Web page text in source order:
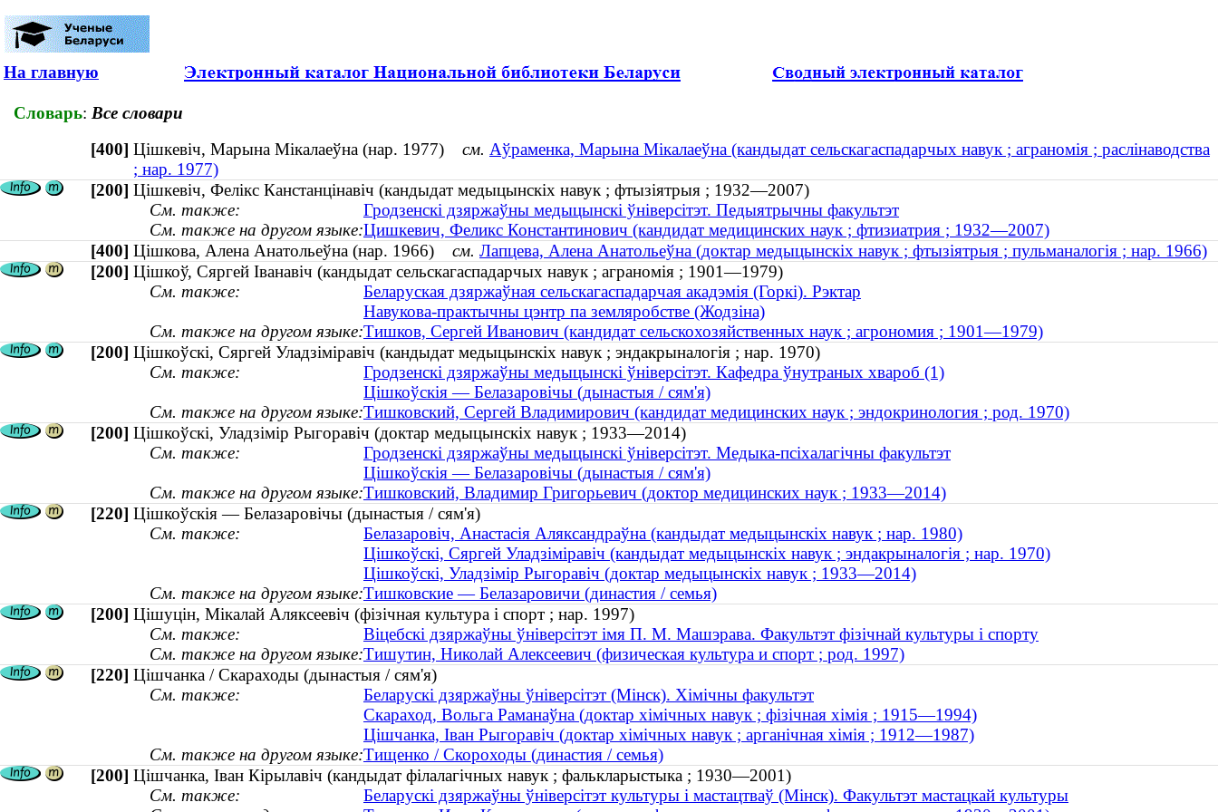
На главную
Словарь: Все словари
[400] Цішкевіч, Марына Мікалаеўна (нар. 1977) см. Аўраменка, Марына Мікалаеўна (кандыдат сельскагаспадарчых навук ; аграномія ; раслінаводства
; нар. 1977)
[200] Цішкевіч, Фелікс Канстанцінавіч (кандыдат медыцынскіх навук ; фтызіятрыя ; 1932—2007)
См. также:
Гродзенскі дзяржаўны медыцынскі ўніверсітэт. Педыятрычны факультэт
См. также на другом языке:Цишкевич, Феликс Константинович (кандидат медицинских наук ; фтизиатрия ; 1932—2007)
[400] Цішкова, Алена Анатольеўна (нар. 1966) см. Лапцева, Алена Анатольеўна (доктар медыцынскіх навук ; фтызіятрыя ; пульманалогія ; нар. 1966)
[200] Цішкоў, Сяргей Іванавіч (кандыдат сельскагаспадарчых навук ; аграномія ; 1901—1979)
См. также:
Беларуская дзяржаўная сельскагаспадарчая акадэмія (Горкі). Рэктар
Навукова-практычны цэнтр па земляробстве (Жодзіна)
См. также на другом языке:Тишков, Сергей Иванович (кандидат сельскохозяйственных наук ; агрономия ; 1901—1979)
[200] Цішкоўскі, Сяргей Уладзіміравіч (кандыдат медыцынскіх навук ; эндакрыналогія ; нар. 1970)
См. также:
Гродзенскі дзяржаўны медыцынскі ўніверсітэт. Кафедра ўнутраных хвароб (1)
Цішкоўскія — Белазаровічы (дынастыя / сям'я)
См. также на другом языке:Тишковский, Сергей Владимирович (кандидат медицинских наук ; эндокринология ; род. 1970)
[200] Цішкоўскі, Уладзімір Рыгоравіч (доктар медыцынскіх навук ; 1933—2014)
См. также:
Гродзенскі дзяржаўны медыцынскі ўніверсітэт. Медыка-псіхалагічны факультэт
Цішкоўскія — Белазаровічы (дынастыя / сям'я)
См. также на другом языке:Тишковский, Владимир Григорьевич (доктор медицинских наук ; 1933—2014)
[220] Цішкоўскія — Белазаровічы (дынастыя / сям'я)
См. также:
Белазаровіч, Анастасія Аляксандраўна (кандыдат медыцынскіх навук ; нар. 1980)
Цішкоўскі, Сяргей Уладзіміравіч (кандыдат медыцынскіх навук ; эндакрыналогія ; нар. 1970)
Цішкоўскі, Уладзімір Рыгоравіч (доктар медыцынскіх навук ; 1933—2014)
См. также на другом языке:Тишковские — Белазаровичи (династия / семья)
[200] Цішуцін, Мікалай Аляксеевіч (фізічная культура і спорт ; нар. 1997)
См. также:
Віцебскі дзяржаўны ўніверсітэт імя П. М. Машэрава. Факультэт фізічнай культуры і спорту
См. также на другом языке:Тишутин, Николай Алексеевич (физическая культура и спорт ; род. 1997)
[220] Цішчанка / Скараходы (дынастыя / сям'я)
См. также:
Беларускі дзяржаўны ўніверсітэт (Мінск). Хімічны факультэт
Скараход, Вольга Раманаўна (доктар хімічных навук ; фізічная хімія ; 1915—1994)
Цішчанка, Іван Рыгоравіч (доктар хімічных навук ; арганічная хімія ; 1912—1987)
См. также на другом языке:Тищенко / Скороходы (династия / семья)
[200] Цішчанка, Іван Кірылавіч (кандыдат філалагічных навук ; фалькларыстыка ; 1930—2001)
См. также:
Беларускі дзяржаўны ўніверсітэт культуры і мастацтваў (Мінск). Факультэт мастацкай культуры